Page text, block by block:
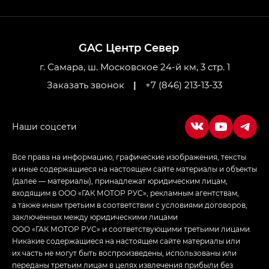
Джи Икс ПРЕМИУМ — GX PREMIUM, ЛАУНЖ —
LOUNGE
Empow — Эмпау (Empow) в комплектации
GAC Центр Север
г. Самара, ш. Московское 24-й км, 3 стр. 1
Заказать звонок
| +7 (846) 213-13-33
Все права на информацию, графические изображения, тексты
и иные содержащиеся на настоящем сайте материалы и объекты
(далее — материалы), принадлежат юридическим лицам,
входящим в ООО «ГАК МОТОР РУС», рекламным агентствам,
а также иным третьим в соответствии с условиями договоров,
заключенных между юридическими лицами
ООО «ГАК МОТОР РУС» и соответствующими третьими лицами.
Никакие содержащиеся на настоящем сайте материалы или
их часть не могут быть воспроизведены, использованы или
переданы третьим лицам в целях извлечения прибыли без